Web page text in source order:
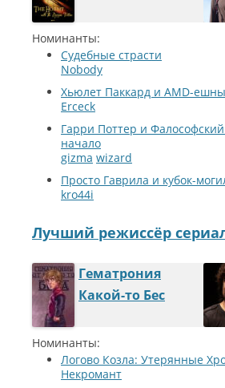
Номинанты:
Судебные страсти
Nobody
Хьюлет Паккард и AMD-
Erceck
Гарри Поттер и
начало
gizma wizard
Просто Гаврила и кубок-
kro44i
Лучший режиссёр
Гематрония
Какой-то Бес
Номинанты:
Логово Козла: Утерянные
Некромант